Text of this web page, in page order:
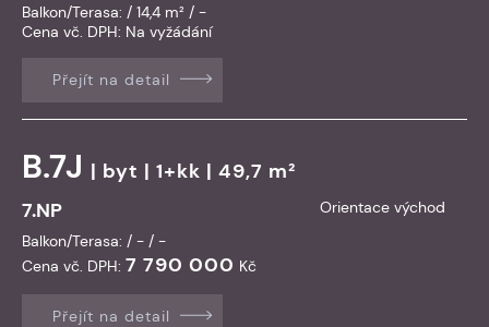
Balkon/Terasa: / 14,4 m² / -
Cena vč. DPH: Na vyžádání
Přejít na detail
B.7J | byt | 1+kk | 49,7 m²
7.NP
Orientace východ
Balkon/Terasa: / - / -
Cena vč. DPH: 7 790 000 Kč
Přejít na detail